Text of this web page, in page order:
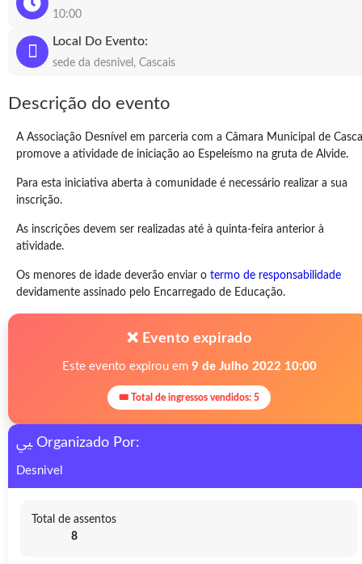
10:00
Local Do Evento:
sede da desnivel, Cascais
Descrição do evento
A Associação Desnível em parceria com a Câmara Municipal de
promove a atividade de iniciação ao Espeleísmo na gruta de Alvide.
Para esta iniciativa aberta à comunidade é necessário realizar a sua
inscrição.
As inscrições devem ser realizadas até à quinta-feira anterior à
atividade.
Os menores de idade deverão enviar o termo de responsabilidade
devidamente assinado pelo Encarregado de Educação.
❌ Evento expirado
Este evento expirou em 9 de Julho 2022 10:00
🎟 Total de ingressos vendidos: 5
Organizado Por:
Desnivel
Total de assentos
8